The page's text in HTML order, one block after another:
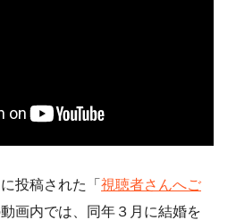
投稿された「 視聴者さんへご
画内では、同年３月に結婚を